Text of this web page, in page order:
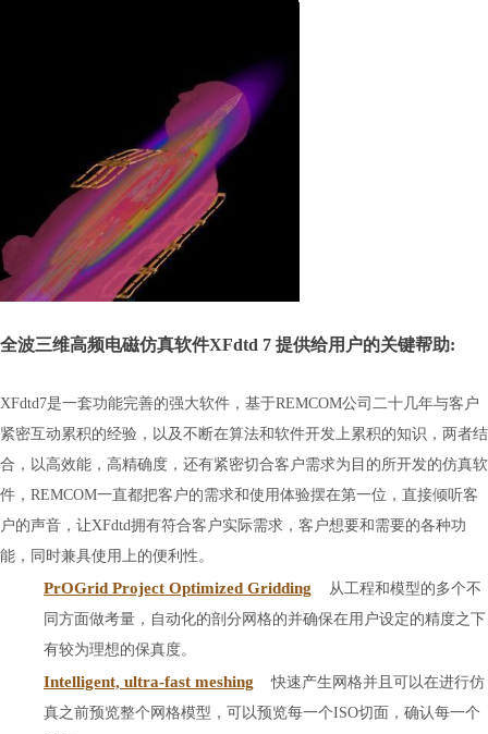
全波三维高频电磁仿真软件XFdtd 7 提供给用户的关键帮助:
XFdtd7是一套功能完善的强大软件，基于REMCOM公司二十几年与客户
紧密互动累积的经验，以及不断在算法和软件开发上累积的知识，两者结
合，以高效能，高精确度，还有紧密切合客户需求为目的所开发的仿真软
件， REMCOM一直都把客户的需求和使用体验摆在第一位，直接倾听客
户的声音，让XFdtd拥有符合客户实际需求，客户想要和需要的各种功
能，同时兼具使用上的便利性。
PrOGrid Project Optimized Gridding
从工程和模型的多个不
同方面做考量，自动化的剖分网格的并确保在用户设定的精度之下
有较为理想的保真度。
Intelligent, ultra-fast meshing
快速产生网格并且可以在进行仿
真之前预览整个网格模型，可以预览每一个ISO切面，确认每一个